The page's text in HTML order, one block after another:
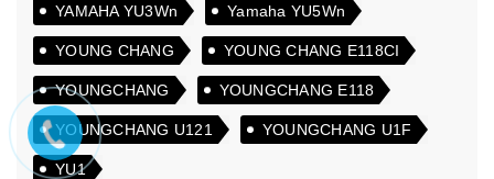
YAMAHA YU3Wn Yamaha YU5Wn
YOUNG CHANG YOUNG CHANG E118CI
YOUNGCHANG YOUNGCHANG E118
YOUNGCHANG U121 YOUNGCHANG U1F
YU1